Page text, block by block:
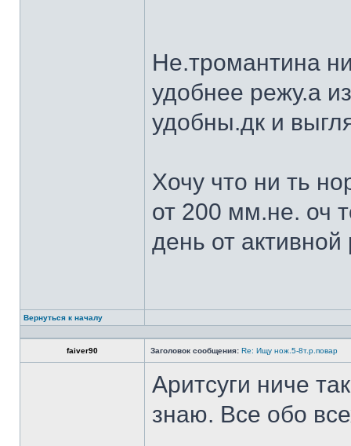
Не.тромантина
удобнее режу.а
удобны.дк и
Хочу что ни ть
от 200 мм.не. оч
день от
Вернуться к началу
faiver90 Заголовок сообщения: Re: Ищу нож.5-8т.р.повар
Аритсуги ниче
знаю. Все обо